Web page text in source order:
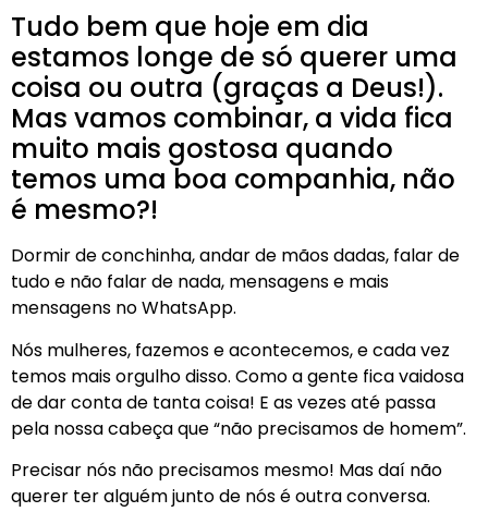
Tudo bem que hoje em dia
estamos longe de só querer uma
coisa ou outra (graças a Deus!).
Mas vamos combinar, a vida fica
muito mais gostosa quando
temos uma boa companhia, não
é mesmo?!
Dormir de conchinha, andar de mãos dadas, falar de
tudo e não falar de nada, mensagens e mais
mensagens no WhatsApp.
Nós mulheres, fazemos e acontecemos, e cada vez
temos mais orgulho disso. Como a gente fica vaidosa
de dar conta de tanta coisa! E as vezes até passa
pela nossa cabeça que “não precisamos de homem”.
Precisar nós não precisamos mesmo! Mas daí não
querer ter alguém junto de nós é outra conversa.